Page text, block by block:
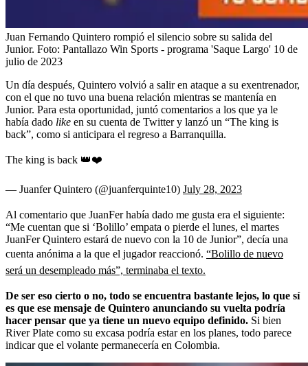
Juan Fernando Quintero rompió el silencio sobre su salida del
Junior. Foto: Pantallazo Win Sports - programa 'Saque Largo' 10 de
julio de 2023
Un día después, Quintero volvió a salir en ataque a su exentrenador,
con el que no tuvo una buena relación mientras se mantenía en
Junior. Para esta oportunidad, juntó comentarios a los que ya le
había dado like en su cuenta de Twitter y lanzó un “The king is
back”, como si anticipara el regreso a Barranquilla.
The king is back 👑❤️
— Juanfer Quintero (@juanferquinte10) July 28, 2023
Al comentario que JuanFer había dado me gusta era el siguiente:
“Me cuentan que si ‘Bolillo’ empata o pierde el lunes, el martes
JuanFer Quintero estará de nuevo con la 10 de Junior”, decía una
cuenta anónima a la que el jugador reaccionó. “Bolillo de nuevo
será un desempleado más”, terminaba el texto.
De ser eso cierto o no, todo se encuentra bastante lejos, lo que sí
es que ese mensaje de Quintero anunciando su vuelta podría
hacer pensar que ya tiene un nuevo equipo definido. Si bien
River Plate como su excasa podría estar en los planes, todo parece
indicar que el volante permanecería en Colombia.